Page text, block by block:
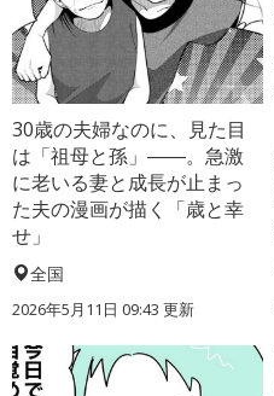
30歳の夫婦なのに、見た目
は「祖母と孫」――。急激
に老いる妻と成長が止まっ
た夫の漫画が描く「歳と幸
せ」
全国
2026年5月11日 09:43 更新